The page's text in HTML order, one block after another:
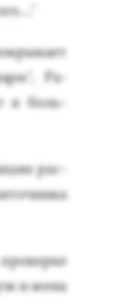
Ра­
в боль­
рас­
и же­на